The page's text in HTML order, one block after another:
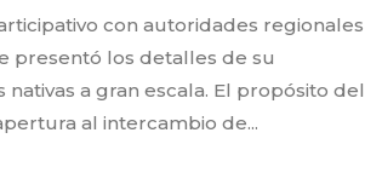
con autoridades regionales
presentó los detalles de su
a gran escala. El propósito del
al intercambio de...